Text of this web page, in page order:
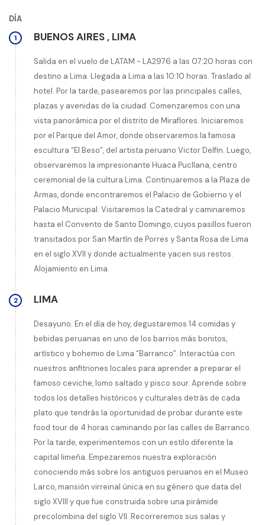
DÍA
1 BUENOS AIRES , LIMA
Salida en el vuelo de LATAM - LA2976 a las 07:20 horas con
destino a Lima. Llegada a Lima a las 10:10 horas. Traslado al
hotel. Por la tarde, pasearemos por las principales calles,
plazas y avenidas de la ciudad. Comenzaremos con una
vista panorámica por el distrito de Miraflores. Iniciaremos
por el Parque del Amor, donde observaremos la famosa
escultura “El Beso”, del artista peruano Victor Delfin. Luego,
observaremos la impresionante Huaca Pucllana, centro
ceremonial de la cultura Lima. Continuaremos a la Plaza de
Armas, donde encontraremos el Palacio de Gobierno y el
Palacio Municipal. Visitaremos la Catedral y caminaremos
hasta el Convento de Santo Domingo, cuyos pasillos fueron
transitados por San Martín de Porres y Santa Rosa de Lima
en el siglo XVII y donde actualmente yacen sus restos.
Alojamiento en Lima.
2 LIMA
Desayuno. En el día de hoy, degustaremos 14 comidas y
bebidas peruanas en uno de los barrios más bonitos,
artístico y bohemio de Lima “Barranco”. Interactúa con
nuestros anfitriones locales para aprender a preparar el
famoso ceviche, lomo saltado y pisco sour. Aprende sobre
todos los detalles históricos y culturales detrás de cada
plato que tendrás la oportunidad de probar durante este
food tour de 4 horas caminando por las calles de Barranco.
Por la tarde, experimentemos con un estilo diferente la
capital limeña. Empezaremos nuestra exploración
conociendo más sobre los antiguos peruanos en el Museo
Larco, mansión virreinal única en su género que data del
siglo XVIII y que fue construida sobre una pirámide
precolombina del siglo VII. Recorreremos sus salas y